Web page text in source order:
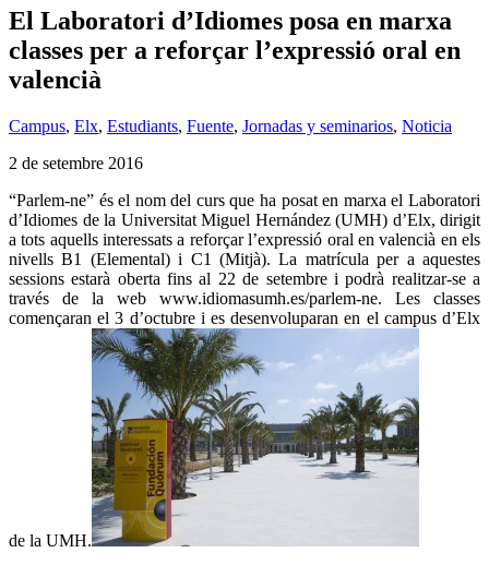
El Laboratori d’Idiomes posa en marxa
classes per a reforçar l’expressió oral en
valencià
Campus, Elx, Estudiants, Fuente, Jornadas y seminarios, Noticia
2 de setembre 2016
“Parlem-ne” és el nom del curs que ha posat en marxa el Laboratori
d’Idiomes de la Universitat Miguel Hernández (UMH) d’Elx, dirigit
a tots aquells interessats a reforçar l’expressió oral en valencià en els
nivells B1 (Elemental) i C1 (Mitjà). La matrícula per a aquestes
sessions estarà oberta fins al 22 de setembre i podrà realitzar-se a
través de la web www.idiomasumh.es/parlem-ne. Les classes
començaran el 3 d’octubre i es desenvoluparan en el campus d’Elx
de la UMH.